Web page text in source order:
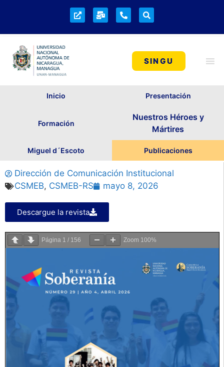
SINGU
Inicio Presentación
Formación
Nuestros Héroes y
Mártires
Miguel d´Escoto Publicaciones
Dirección de Comunicación Institucional
CSMEB, CSMEB-RS mayo 8, 2026
Descargue la revista
Página 1 / 156 Zoom 100%